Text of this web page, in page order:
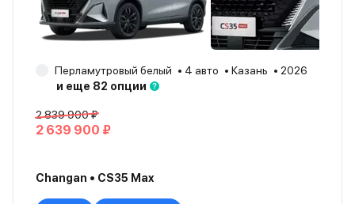
Перламутровый белый 4 авто Казань
2026
и еще 82 опции
2 839 900 ₽
2 639 900 ₽
Changan • CS35 Max